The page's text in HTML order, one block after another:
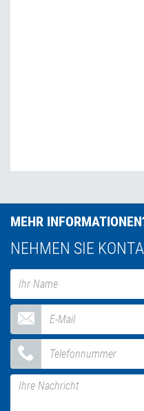
MEHR
NEHMEN SIE
E-Mail
Telefonnummer
Nachricht